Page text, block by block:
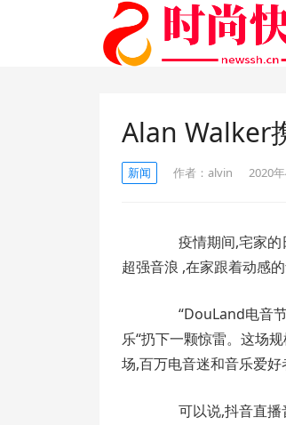
Alan Walker
新闻 作者： alvin 2020
疫情期间,宅家的日
超强音浪 ,在家跟着动感
“DouLand电音节”
乐“扔下一颗惊雷。这场
场,百万电音迷和音乐爱好
可以说,抖音直播音